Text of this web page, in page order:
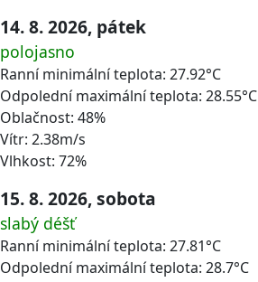
14. 8. 2026, pátek
polojasno
Ranní minimální teplota: 27.92°C
Odpolední maximální teplota: 28.55°C
Oblačnost: 48%
Vítr: 2.38m/s
Vlhkost: 72%
15. 8. 2026, sobota
slabý déšť
Ranní minimální teplota: 27.81°C
Odpolední maximální teplota: 28.7°C